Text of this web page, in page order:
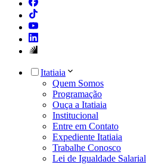
Itatiaia
Quem Somos
Programação
Ouça a Itatiaia
Institucional
Entre em Contato
Expediente Itatiaia
Trabalhe Conosco
Lei de Igualdade Salarial